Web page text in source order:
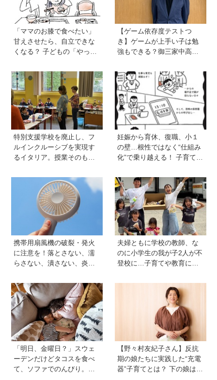
「ママのお膝で食べたい」
甘えさせたら、自立できな
くなる？ 子どもの「やっ
な姿勢《モンテッソーリ教
師の子育てエッセイ》vol.7
【ゲーム依存度テストつ
き】ゲームが上手い子は勉
強もできる？御三家中高卒
史さんが教えるゲームしな
がら受験で勝つためのメソ
ッド
特別支援学校を廃止し、フ
ルインクルーシブを実現す
るイタリア。授業そのもの
やすい形に【言語聴覚士 原
先生が伝える世界のインク
ルーシブ教育】
妊娠から育休、復職、小１
の壁…根性ではなく“仕組み
化”で乗り越える！ 子育ても
知っておきたいサバイバル
戦略
携帯用扇風機の破裂・発火
に注意を！落とさない、濡
らさない、潰さない、炎天
夫婦ともに学校の教師、な
のに小学生の我が子2人が不
登校に…子育てや教育に悩
「退職しよう」と決意する
「明日、金曜日？」スウェ
ーデンだけどタコスを食べ
て、ソファでのんびり。小
【野々村友紀子さん】反抗
期の娘たちに実践した“充電
器”子育てとは？ 下の娘は小